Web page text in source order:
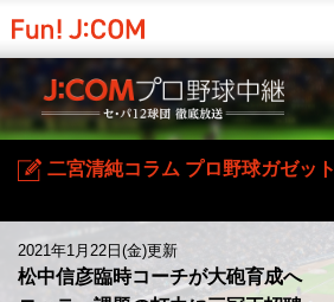
二宮清純コラム プロ野球ガゼット
2021年1月22日(金)更新
松中信彦臨時コーチが大砲育成へ